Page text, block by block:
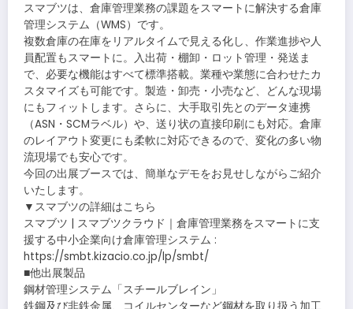
スマブツは、倉庫管理業務の課題をスマートに解決する倉庫
管理システム（WMS）です。
複数倉庫の在庫をリアルタイムで見える化し、作業進捗や人
員配置もスマートに。入出荷・棚卸・ロット管理・発送ま
で、必要な機能はすべて標準搭載。業種や業態に合わせたカ
スタマイズも可能です。製造・卸売・小売など、どんな現場
にもフィットします。さらに、大手取引先とのデータ連携
（ASN・SCMラベル）や、送り状の直接印刷にも対応。倉庫
のレイアウト変更にも柔軟に対応できるので、変化の多い物
流現場でも安心です。
今回の出展ブースでは、簡単なデモをお見せしながらご紹介
いたします。
▼スマブツの詳細はこちら
スマブツ | スマブツクラウド｜倉庫管理業務をスマートに支
援する中小企業向け倉庫管理システム :
https://smbt.kizacio.co.jp/lp/smbt/
■他出展製品
鋼材管理システム「スチールブレイン」